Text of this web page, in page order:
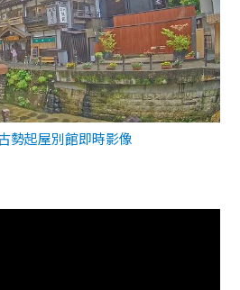
勢起屋別館即時影像